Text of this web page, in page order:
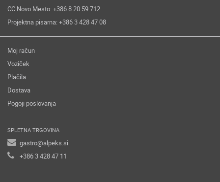
CC Novo Mesto: +386 8 20 59 712
Projektna pisarna: +386 3 428 47 08
Moj račun
Voziček
Plačila
Dostava
Pogoji poslovanja
SPLETNA TRGOVINA
gastro@alpeks.si
+386 3 428 47 11